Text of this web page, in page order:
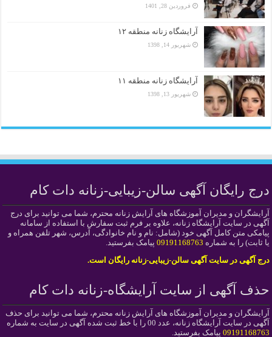
فروردین 28, 1401
آرایشگاه زنانه منطقه ۱۲
شهریور 14, 1398
آرایشگاه زنانه منطقه ۱۱
شهریور 13, 1398
درج رایگان آگهی سالن-زیبایی-زنانه دات کام
آرایشگران و مدیران آموزشگاه های آرایش زنانه محترم، شما می توانید برای درج
آگهی در سایت آرایشگاه زنانه، علاوه بر فرم ثبت سفارش با استفاده از سامانه
پیامکی متن کامل آگهی خود (شامل: نام و نام خانوادگی، آدرس، شهر تلفن همراه و
یا ثابت) را به شماره 09191168763 پیامک بفرستید.
درج آگهی در سایت آگهی سالن-زیبایی-زنانه رایگان است.
حذف آگهی از سایت آرایشگاه-زنانه دات کام
آرایشگران و مدیران آموزشگاه های آرایش زنانه محترم، شما می توانید برای حذف
آگهی در سایت آرایشگاه زنانه، عدد 00 را با خط ثبت شده آگهی در سایت به شماره
09191168763 پیامک بفرستید.